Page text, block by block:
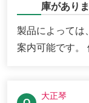
庫があり
製品によっては
案内可能です。
大正琴